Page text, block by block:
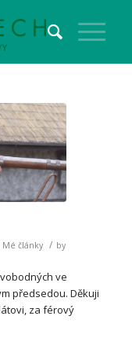
Mé články / by
ve
předsedou. Děkuji
za férový